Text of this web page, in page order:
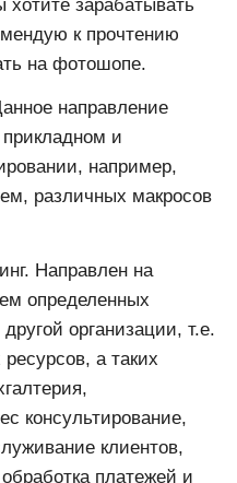
зарабатывать
к прочтению
на фотошопе.
направление
и
например,
различных макросов
Направлен на
определенных
организации, т.е.
а таких
консультирование,
клиентов,
платежей и